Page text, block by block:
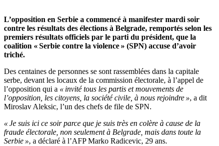
L’opposition en Serbie a commencé à manifester mardi soir
contre les résultats des élections à Belgrade, remportés selon les
premiers résultats officiels par le parti du président, que la
coalition « Serbie contre la violence » (SPN) accuse d’avoir
triché.
Des centaines de personnes se sont rassemblées dans la capitale
serbe, devant les locaux de la commission électorale, à l’appel de
l’opposition qui a « invité tous les partis et mouvements de
l’opposition, les citoyens, la société civile, à nous rejoindre », a dit
Miroslav Aleksic, l’un des chefs de file de SPN.
« Je suis ici ce soir parce que je suis très en colère à cause de la
fraude électorale, non seulement à Belgrade, mais dans toute la
Serbie », a déclaré à l’AFP Marko Radicevic, 29 ans.